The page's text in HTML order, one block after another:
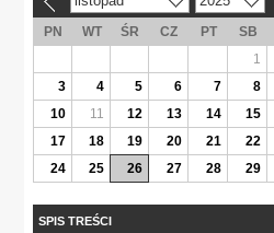
PN WT ŚR CZ PT SB
1
3
4 5 6 7 8
10
11 12 13 14 15
17
18 19 20 21 22
24
25 26 27 28 29
SPIS TREŚCI